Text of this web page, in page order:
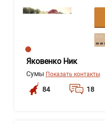
Яковенко Ник
Сумы Показать контакты
84 18